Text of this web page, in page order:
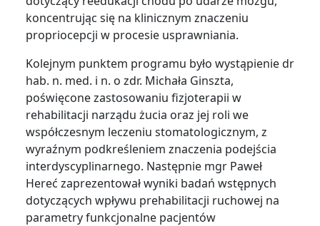
koncentrując się na klinicznym znaczeniu
propriocepcji w procesie usprawniania.
Kolejnym punktem programu było wystąpienie dr
hab. n. med. i n. o zdr. Michała Ginszta,
poświęcone zastosowaniu fizjoterapii w
rehabilitacji narządu żucia oraz jej roli we
współczesnym leczeniu stomatologicznym, z
wyraźnym podkreśleniem znaczenia podejścia
interdyscyplinarnego. Następnie mgr Paweł
Hereć zaprezentował wyniki badań wstępnych
dotyczących wpływu prehabilitacji ruchowej na
parametry funkcjonalne pacjentów